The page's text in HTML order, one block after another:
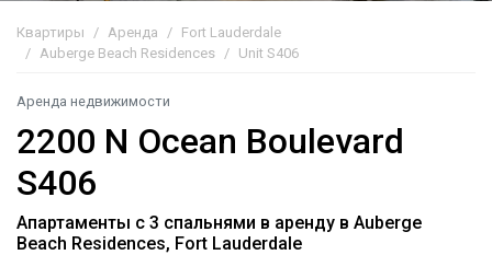
Квартиры Аренда
Fort Lauderdale
Auberge Beach Residences
Unit S406
Аренда недвижимости
2200 N Ocean Boulevard
S406
Апартаменты с 3 спальнями в аренду в Auberge
Beach Residences, Fort Lauderdale